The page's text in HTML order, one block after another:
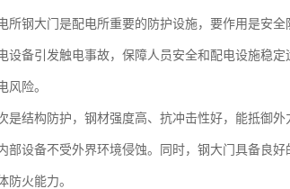
所钢大门是配电所重要的防护设施，要作用是安
设备引发触电事故，保障人员安全和配电设施稳
风险。
是结构防护，钢材强度高、抗冲击性好，能抵御
部设备不受外界环境侵蚀。同时，钢大门具备良
防火能力。